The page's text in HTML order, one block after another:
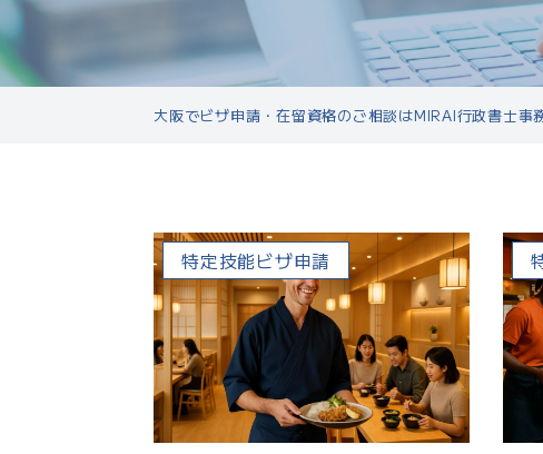
大阪でビザ申請・在留資格のご相談はMIRAI行政書士事
特定技能ビザ申請